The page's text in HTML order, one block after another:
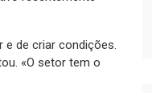
e de criar condições.
«O setor tem o